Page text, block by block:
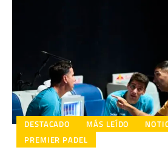
DESTACADO MÁS LEÍDO
PREMIER PADEL